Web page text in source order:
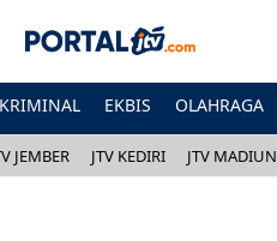
EKBIS OLAHRAGA
JEMBER JTV KEDIRI JTV MADIUN